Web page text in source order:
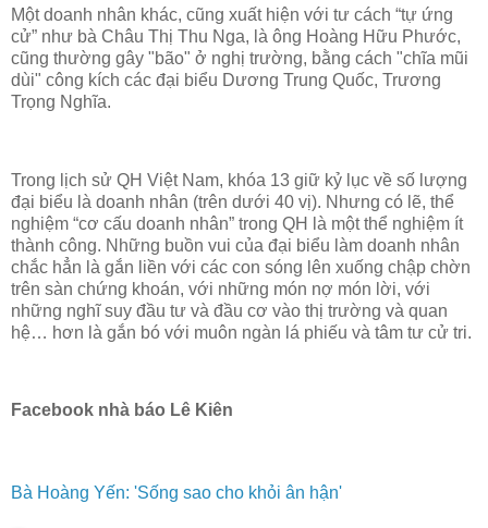
Một doanh nhân khác, cũng xuất hiện với tư cách “tự ứng
cử” như bà Châu Thị Thu Nga, là ông Hoàng Hữu Phước,
cũng thường gây "bão" ở nghị trường, bằng cách "chĩa mũi
dùi" công kích các đại biểu Dương Trung Quốc, Trương
Trọng Nghĩa.
Trong lịch sử QH Việt Nam, khóa 13 giữ kỷ lục về số lượng
đại biểu là doanh nhân (trên dưới 40 vị). Nhưng có lẽ, thể
nghiệm “cơ cấu doanh nhân” trong QH là một thể nghiệm ít
thành công. Những buồn vui của đại biểu làm doanh nhân
chắc hẳn là gắn liền với các con sóng lên xuống chập chờn
trên sàn chứng khoán, với những món nợ món lời, với
những nghĩ suy đầu tư và đầu cơ vào thị trường và quan
hệ… hơn là gắn bó với muôn ngàn lá phiếu và tâm tư cử tri.
Facebook nhà báo Lê Kiên
Bà Hoàng Yến: 'Sống sao cho khỏi ân hận'